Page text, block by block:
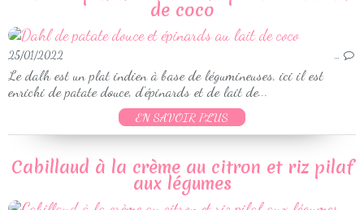
de coco
25/01/2022 …
Le dalh est un plat indien à base de légumineuses, ici il est
enrichi de patate douce, d'épinards et de lait de...
EN SAVOIR PLUS
Cabillaud à la crème au citron et riz pilaf
aux légumes